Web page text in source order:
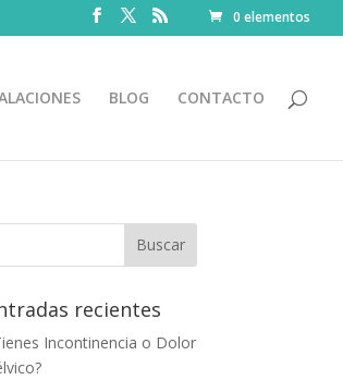
0 elementos
BLOG CONTACTO
recientes
Incontinencia o Dolor